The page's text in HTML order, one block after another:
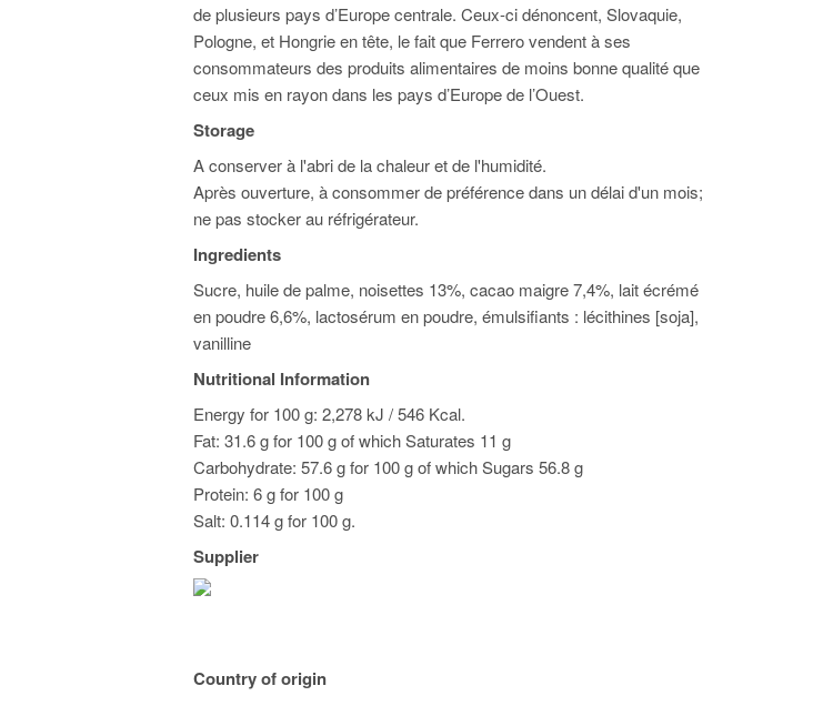
de plusieurs pays d’Europe centrale. Ceux-ci dénoncent, Slovaquie,
Pologne, et Hongrie en tête, le fait que Ferrero vendent à ses
consommateurs des produits alimentaires de moins bonne qualité que
ceux mis en rayon dans les pays d’Europe de l’Ouest.
Storage
A conserver à l'abri de la chaleur et de l'humidité.
Après ouverture, à consommer de préférence dans un délai d'un mois;
ne pas stocker au réfrigérateur.
Ingredients
Sucre, huile de palme, noisettes 13%, cacao maigre 7,4%, lait écrémé
en poudre 6,6%, lactosérum en poudre, émulsifiants : lécithines [soja],
vanilline
Nutritional Information
Energy for 100 g: 2,278 kJ / 546 Kcal.
Fat: 31.6 g for 100 g of which Saturates 11 g
Carbohydrate: 57.6 g for 100 g of which Sugars 56.8 g
Protein: 6 g for 100 g
Salt: 0.114 g for 100 g.
Supplier
Country of origin